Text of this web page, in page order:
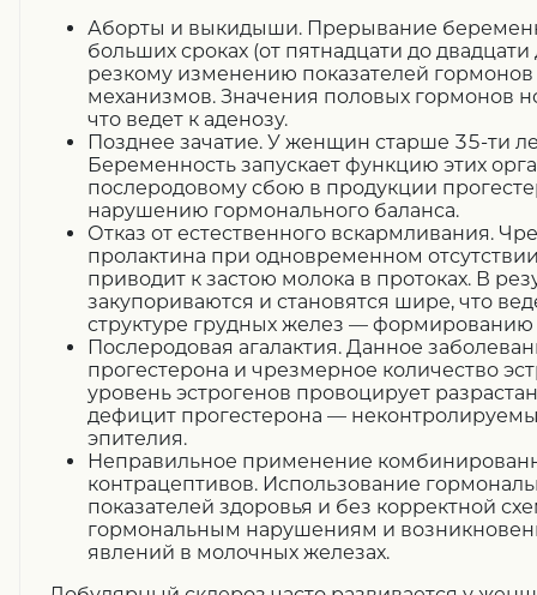
Аборты и выкидыши. Прерывание
больших сроках (от пятнадцати до
резкому изменению показателей
механизмов. Значения половых гормонов
что ведет к аденозу.
Позднее зачатие. У женщин старше 35-ти
Беременность запускает функцию этих
послеродовому сбою в продукции
нарушению гормонального баланса.
Отказ от естественного вскармливания.
пролактина при одновременном
приводит к застою молока в протоках. В
закупориваются и становятся шире, что
структуре грудных желез — формированию
Послеродовая агалактия. Данное
прогестерона и чрезмерное количество
уровень эстрогенов провоцирует
дефицит прогестерона —
эпителия.
Неправильное применение
контрацептивов. Использование
показателей здоровья и без корректной
гормональным нарушениям и
явлений в молочных железах.